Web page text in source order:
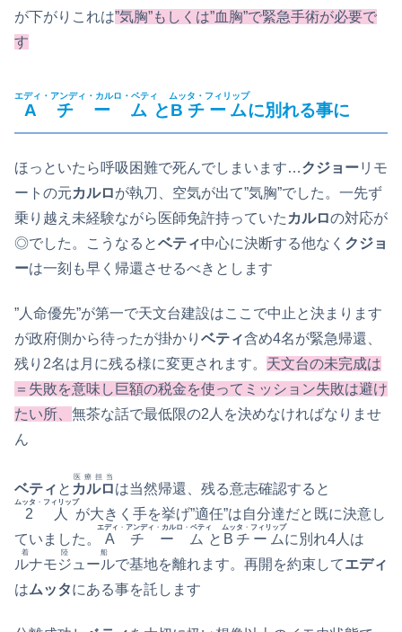
が下がりこれは”気胸”もしくは”血胸”で緊急手術が必要で
す
Aチーム
エディ ・ アンディ ・ カルロ ・ ベティ
とBチーム
ムッタ ・ フィリップ
に別れる事に
ほっといたら呼吸困難で死んでしまいます…クジョーリモ
ートの元カルロが執刀、空気が出て”気胸”でした。一先ず
乗り越え未経験ながら医師免許持っていた カルロの対応が
◎でした。こうなるとベティ中心に決断する他なく クジョ
ーは一刻も早く帰還させるべきとします
”人命優先”が第一で天文台建設はここで中止と決まります
が政府側から待ったが掛かり ベティ含め4名が緊急帰還、
残り2名は月に残る様に変更されます。 天文台の未完成は
＝失敗を意味し巨額の税金を使ってミッション失敗は避け
たい所、 無茶な話で最低限の2人を決めなければなりませ
ん
ベティ と カルロ
医療担当
は当然帰還、残る意志確認すると
2人
ムッタ ・ フィリップ
が大きく手を挙げ”適任”は自分達だと既に決意し
ていました。
Aチーム
エディ ・ アンディ ・ カルロ ・ ベティ
と Bチーム
ムッタ ・ フィリップ
に別れ4人は
ルナモジュール
着陸船
で基地を離れます。再開を約束してエディ
はムッタにある事を託します